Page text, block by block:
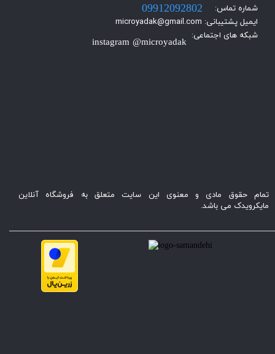
شماره تماس:
ایمیل پشتیبانی: microyadak@gmail.com
شبکه های اجتماعی:
instagram @microyadak
09912092802
تمام حقوق مادی و معنوی این سایت متعلق به فروشگاه آنلاین
مایکرویدک می باشد.